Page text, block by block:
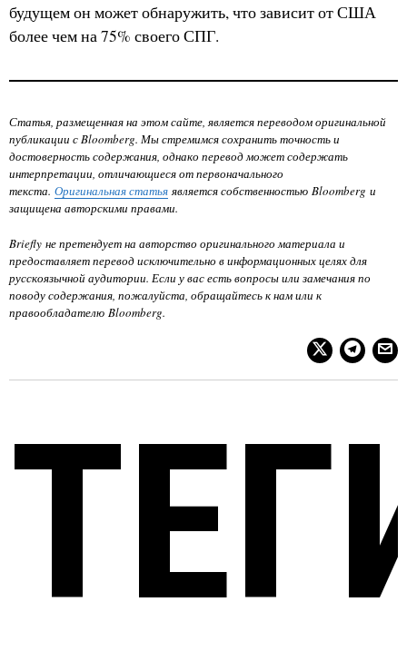
будущем он может обнаружить, что зависит от США
более чем на 75% своего СПГ.
Статья, размещенная на этом сайте, является переводом оригинальной
публикации с Bloomberg. Мы стремимся сохранить точность и
достоверность содержания, однако перевод может содержать
интерпретации, отличающиеся от первоначального
текста. Оригинальная статьяявляется собственностью Bloomberg и
защищена авторскими правами.
Briefly не претендует на авторство оригинального материала и
предоставляет перевод исключительно в информационных целях для
русскоязычной аудитории. Если у вас есть вопросы или замечания по
поводу содержания, пожалуйста, обращайтесь к нам или к
правообладателю Bloomberg.